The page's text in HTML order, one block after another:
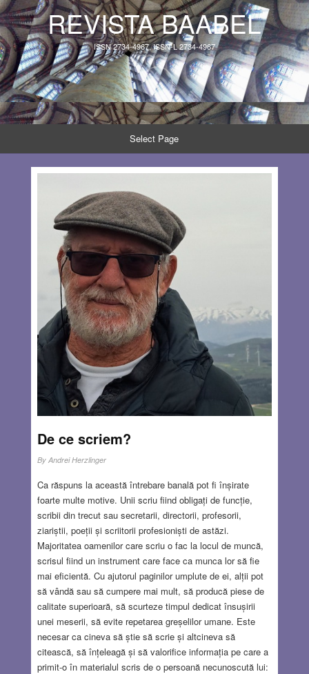
REVISTA BAABEL
ISSN 2734-4967, ISSN-L 2734-4967
Select Page
De ce scriem?
By Andrei Herzlinger
Ca răspuns la această întrebare banală pot fi înșirate
foarte multe motive. Unii scriu fiind obligați de funcție,
scribii din trecut sau secretarii, directorii, profesorii,
ziariștii, poeții și scriitorii profesioniști de astăzi.
Majoritatea oamenilor care scriu o fac la locul de muncă,
scrisul fiind un instrument care face ca munca lor să fie
mai eficientă. Cu ajutorul paginilor umplute de ei, alții pot
să vândă sau să cumpere mai mult, să producă piese de
calitate superioară, să scurteze timpul dedicat însușirii
unei meserii, să evite repetarea greșelilor umane. Este
necesar ca cineva să știe să scrie și altcineva să
citească, să înțeleagă și să valorifice informația pe care a
primit-o în materialul scris de o persoană necunoscută lui: